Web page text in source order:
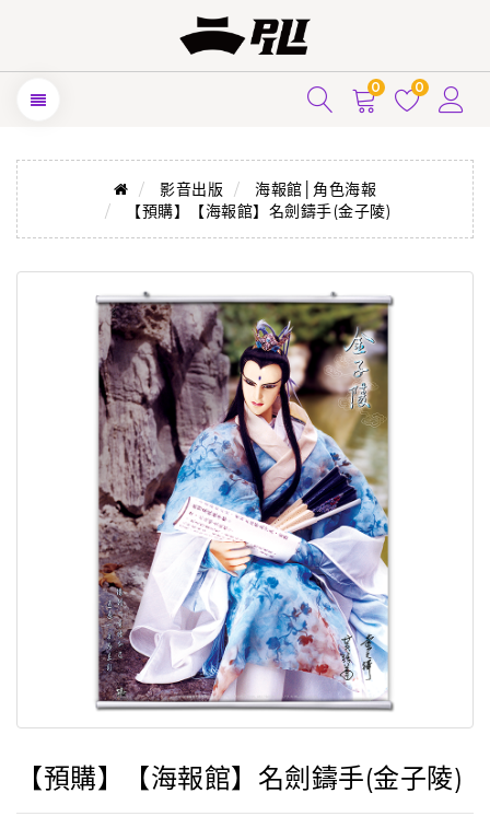
0 0
影音出版
海報館│角色海報
【預購】【海報館】名劍鑄手(金子陵)
【預購】【海報館】名劍鑄手(金子陵)